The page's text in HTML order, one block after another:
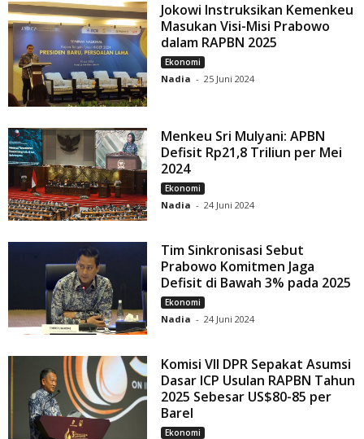
Jokowi Instruksikan Kemenkeu
Masukan Visi-Misi Prabowo
dalam RAPBN 2025
Ekonomi
Nadia - 25 Juni 2024
Menkeu Sri Mulyani: APBN
Defisit Rp21,8 Triliun per Mei
2024
Ekonomi
Nadia - 24 Juni 2024
Tim Sinkronisasi Sebut
Prabowo Komitmen Jaga
Defisit di Bawah 3% pada 2025
Ekonomi
Nadia - 24 Juni 2024
Komisi VII DPR Sepakat Asumsi
Dasar ICP Usulan RAPBN Tahun
2025 Sebesar US$80-85 per
Barel
Ekonomi